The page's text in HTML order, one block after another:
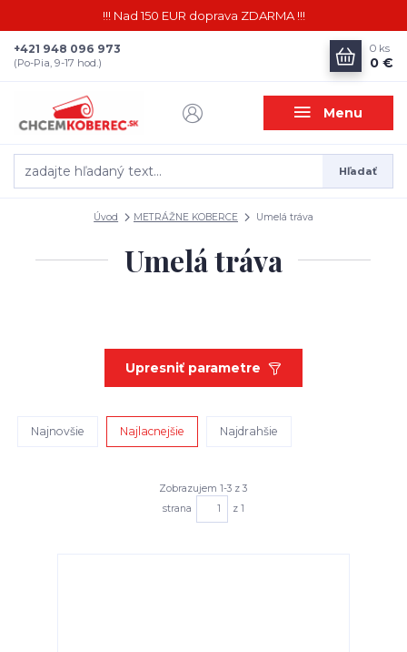
!!! Nad 150 EUR doprava ZDARMA !!!
Menu
Hľadať
+421 948 096 973
(Po-Pia, 9-17 hod.)
0 ks
0 €
Úvod METRÁŽNE KOBERCE Umelá tráva
Umelá tráva
Upresniť parametre
Najnovšie Najlacnejšie Najdrahšie
Zobrazujem 1-3 z 3
strana
z 1